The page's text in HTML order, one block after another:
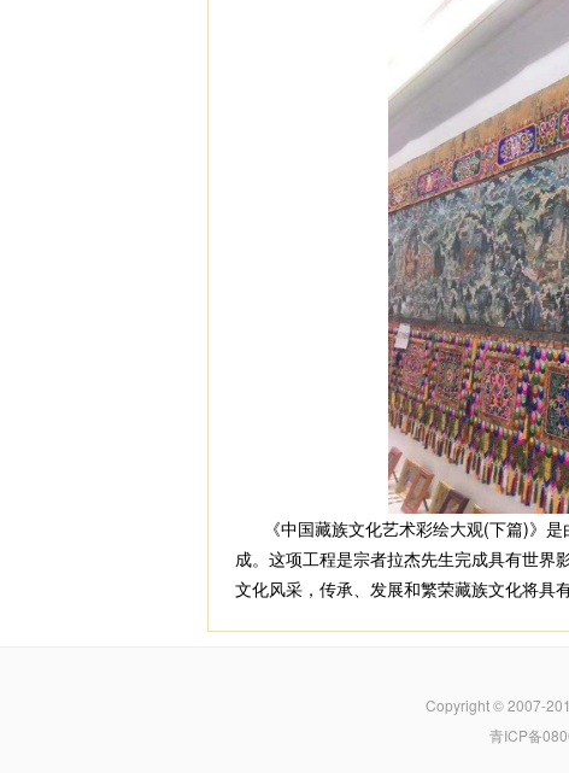
《中国藏族文化艺术彩绘大观(下篇)》是
成。这项工程是宗者拉杰先生完成具有世界
文化风采，传承、发展和繁荣藏族文化将具
Copyright © 2007-
青ICP备